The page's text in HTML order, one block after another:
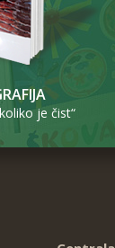
je čist“